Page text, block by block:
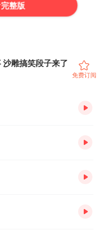
整版
沙雕搞笑段子来了
免费订阅